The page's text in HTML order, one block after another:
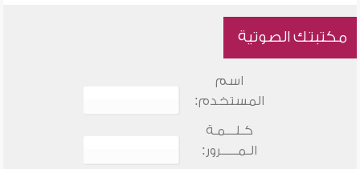
مكتبتك الصوتية
اسم
المستخدم:
كـلـــمـة
الـمـــــرور: